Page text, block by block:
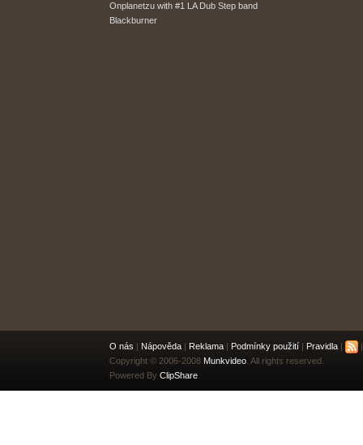
Onplanetzu with #1 LA Dub Step band
Blackburner
O nás | Nápověda | Reklama | Podmínky použití | Pravidla |
Copyright © 2006-2008 Munkvideo . All rights reserved.
Powered By ClipShare